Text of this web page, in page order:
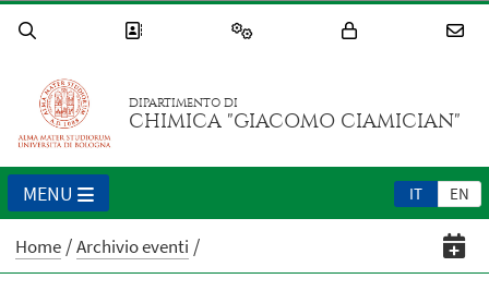
DIPARTIMENTO DI
CHIMICA "GIACOMO CIAMICIAN"
IT EN
MENU
Home Archivio eventi